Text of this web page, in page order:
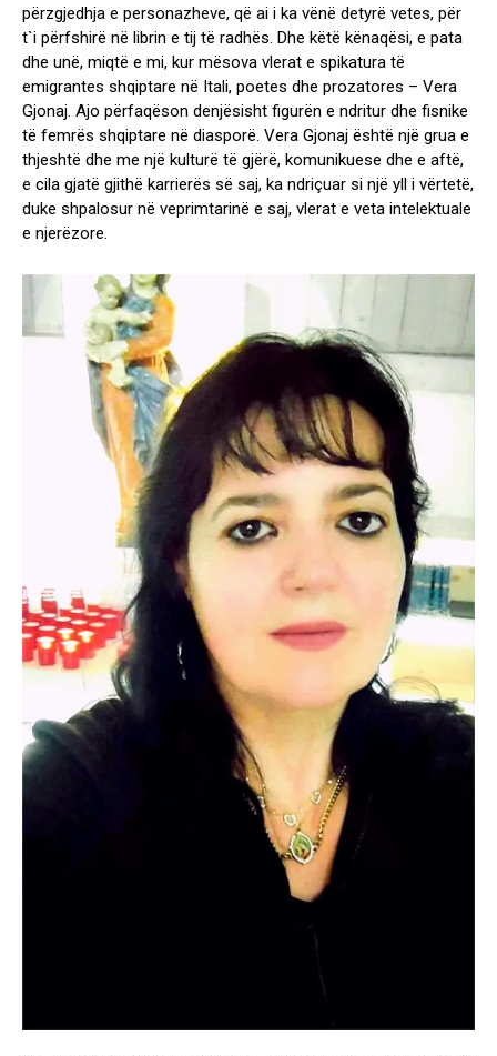
përzgjedhja e personazheve, që ai i ka vënë detyrë vetes, për
t`i përfshirë në librin e tij të radhës. Dhe këtë kënaqësi, e pata
dhe unë, miqtë e mi, kur mësova vlerat e spikatura të
emigrantes shqiptare në Itali, poetes dhe prozatores – Vera
Gjonaj. Ajo përfaqëson denjësisht figurën e ndritur dhe fisnike
të femrës shqiptare në diasporë. Vera Gjonaj është një grua e
thjeshtë dhe me një kulturë të gjërë, komunikuese dhe e aftë,
e cila gjatë gjithë karrierës së saj, ka ndriçuar si një yll i vërtetë,
duke shpalosur në veprimtarinë e saj, vlerat e veta intelektuale
e njerëzore.